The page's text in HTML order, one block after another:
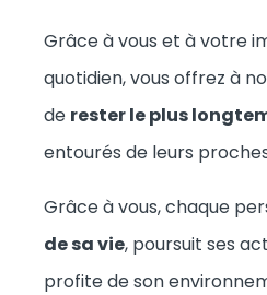
Grâce à vous et à votre
quotidien, vous offrez à
de rester le plus
entourés de leurs
Grâce à vous, chaque
de sa vie, poursuit ses
profite de son